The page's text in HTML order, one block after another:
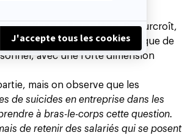
d’une même pièce. De surcroît,
une perspective historique de
avec une forte dimension
mais on observe que les
de suicides en entreprise dans les
à bras-le-corps cette question.
de retenir des salariés qui se posent